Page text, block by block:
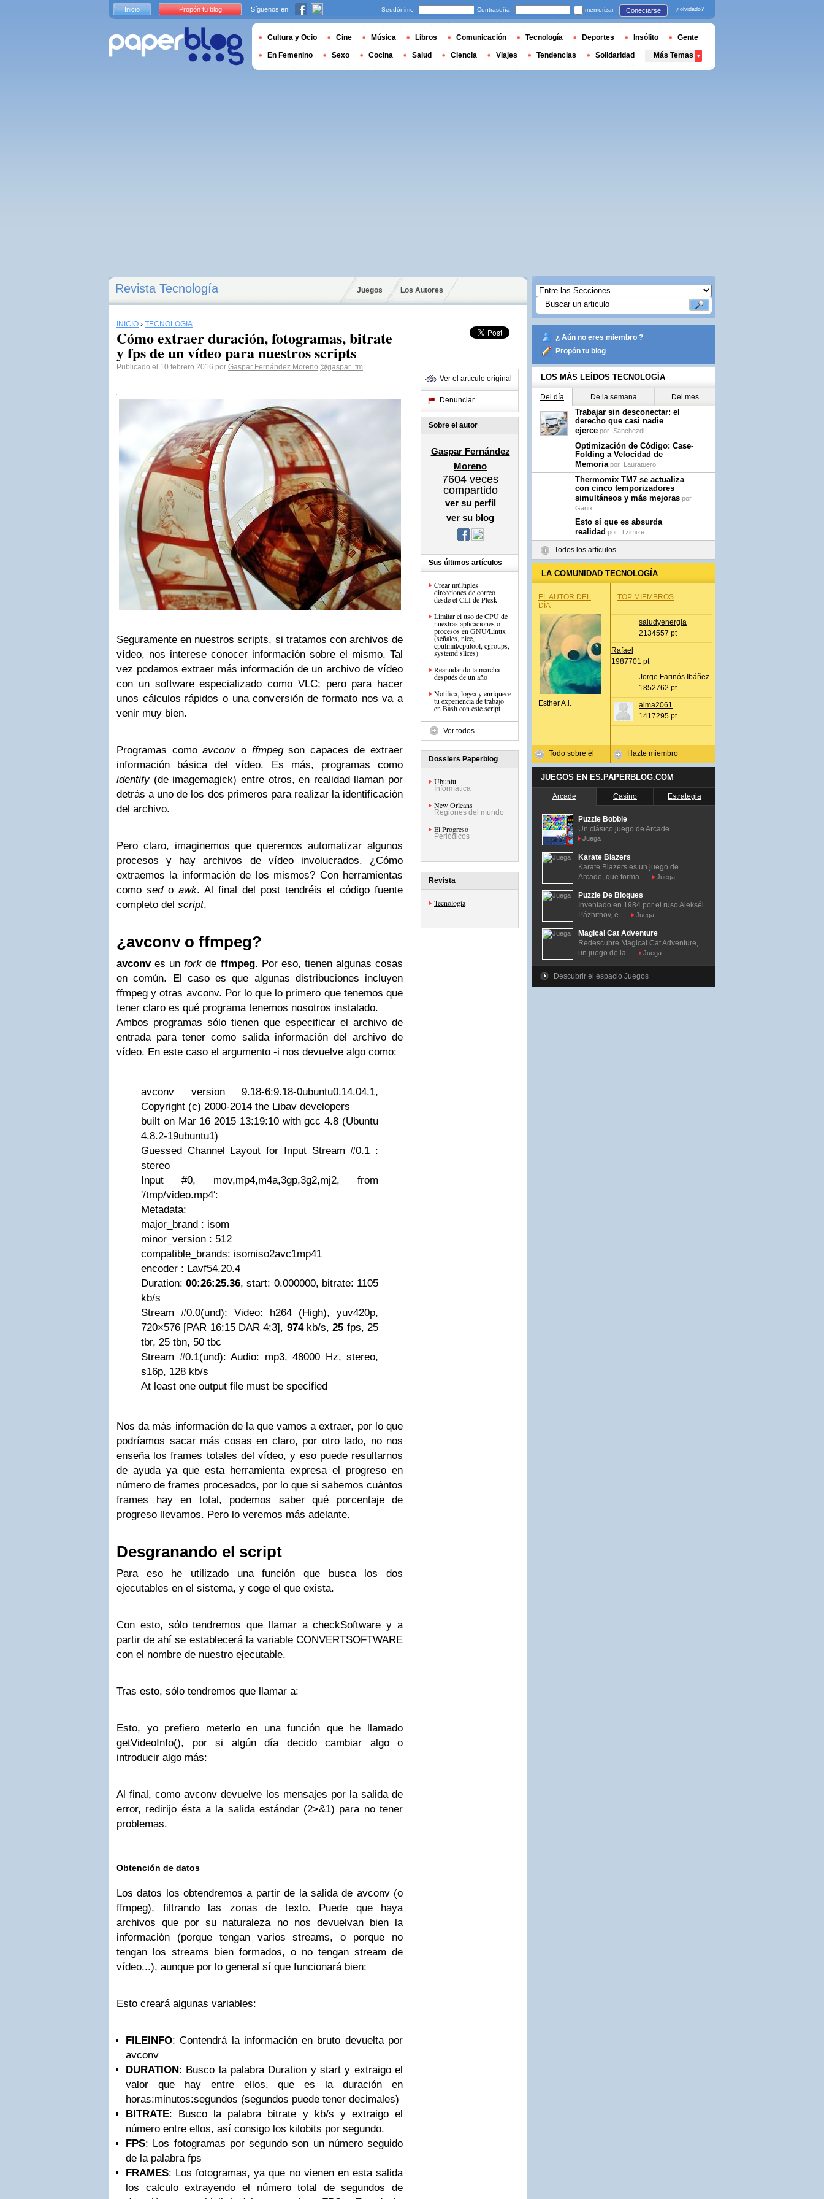
Revista Tecnología Juegos Los Autores
INICIO › TECNOLOGÍA
Cómo extraer duración, fotogramas, bitrate
y fps de un vídeo para nuestros scripts
Publicado el 10 febrero 2016 por Gaspar Fernández Moreno @gaspar_fm
Seguramente en nuestros scripts, si tratamos con archivos de
vídeo, nos interese conocer información sobre el mismo. Tal
vez podamos extraer más información de un archivo de vídeo
con un software especializado como VLC; pero para hacer
unos cálculos rápidos o una conversión de formato nos va a
venir muy bien.
Programas comoavconv o ffmpegson capaces de extraer
información básica del vídeo. Es más, programas como
identify(de imagemagick) entre otros, en realidad llaman por
detrás a uno de los dos primeros para realizar la identificación
del archivo.
Pero claro, imaginemos que queremos automatizar algunos
procesos y hay archivos de vídeo involucrados. ¿Cómo
extraemos la información de los mismos? Con herramientas
como sedo awk. Al final del post tendréis el código fuente
completo del script.
¿avconv o ffmpeg?
avconves unfork de ffmpeg. Por eso, tienen algunas cosas
en común. El caso es que algunas distribuciones incluyen
ffmpeg y otras avconv. Por lo que lo primero que tenemos que
tener claro es qué programa tenemos nosotros instalado.
Ambos programas sólo tienen que especificar el archivo de
entrada para tener como salida información del archivo de
vídeo. En este caso el argumento -i nos devuelve algo como:
avconv version 9.18-6:9.18-0ubuntu0.14.04.1,
Copyright (c) 2000-2014 the Libav developers
built on Mar 16 2015 13:19:10 with gcc 4.8 (Ubuntu
4.8.2-19ubuntu1)
Guessed Channel Layout for Input Stream #0.1 :
stereo
Input #0, mov,mp4,m4a,3gp,3g2,mj2, from
'/tmp/video.mp4′:
Metadata:
major_brand : isom
minor_version : 512
compatible_brands: isomiso2avc1mp41
encoder : Lavf54.20.4
Duration:00:26:25.36, start: 0.000000, bitrate: 1105
kb/s
Stream #0.0(und): Video: h264 (High), yuv420p,
720×576 [PAR 16:15 DAR 4:3], 974kb/s,25 fps, 25
tbr, 25 tbn, 50 tbc
Stream #0.1(und): Audio: mp3, 48000 Hz, stereo,
s16p, 128 kb/s
At least one output file must be specified
Nos da más información de la que vamos a extraer, por lo que
podríamos sacar más cosas en claro, por otro lado, no nos
enseña los frames totales del vídeo, y eso puede resultarnos
de ayuda ya que esta herramienta expresa el progreso en
número de frames procesados, por lo que si sabemos cuántos
frames hay en total, podemos saber qué porcentaje de
progreso llevamos. Pero lo veremos más adelante.
Desgranando el script
Para eso he utilizado una función que busca los dos
ejecutables en el sistema, y coge el que exista.
Con esto, sólo tendremos que llamar a checkSoftware y a
partir de ahí se establecerá la variable CONVERTSOFTWARE
con el nombre de nuestro ejecutable.
Tras esto, sólo tendremos que llamar a:
Esto, yo prefiero meterlo en una función que he llamado
getVideoInfo(), por si algún día decido cambiar algo o
introducir algo más:
Al final, como avconv devuelve los mensajes por la salida de
error, redirijo ésta a la salida estándar (2>&1) para no tener
problemas.
Obtención de datos
Los datos los obtendremos a partir de la salida de avconv (o
ffmpeg), filtrando las zonas de texto. Puede que haya
archivos que por su naturaleza no nos devuelvan bien la
información (porque tengan varios streams, o porque no
tengan los streams bien formados, o no tengan stream de
vídeo...), aunque por lo general sí que funcionará bien:
Esto creará algunas variables:
FILEINFO: Contendrá la información en bruto devuelta por
avconv
DURATION: Busco la palabra Duration y start y extraigo el
valor que hay entre ellos, que es la duración en
horas:minutos:segundos (segundos puede tener decimales)
BITRATE: Busco la palabra bitrate y kb/s y extraigo el
número entre ellos, así consigo los kilobits por segundo.
FPS: Los fotogramas por segundo son un número seguido
de la palabra fps
FRAMES: Los fotogramas, ya que no vienen en esta salida
los calculo extrayendo el número total de segundos de
Ver el artículo original
Denunciar
Sobre el autor
Gaspar Fernández
Moreno
7604 veces
compartido
ver su perfil
ver su blog
Sus últimos artículos
Crear múltiples
direcciones de correo
desde el CLI de Plesk
Limitar el uso de CPU de
nuestras aplicaciones o
procesos en GNU/Linux
(señales, nice,
cpulimit/cputool, cgroups,
systemd slices)
Reanudando la marcha
después de un año
Notifica, logea y enriquece
tu experiencia de trabajo
en Bash con este script
Ver todos
Dossiers Paperblog
Ubuntu
Informática
New Orleans
Regiones del mundo
El Progreso
Periódicos
Revista
Tecnología
¿ Aún no eres miembro ?
Propón tu blog
LOS MÁS LEÍDOS TECNOLOGÍA
Del día De la semana Del mes
Trabajar sin desconectar: el
derecho que casi nadie
ejerce por Sanchezdi
Optimización de Código: Case-
Folding a Velocidad de
Memoria por Lauratuero
Thermomix TM7 se actualiza
con cinco temporizadores
simultáneos y más mejoras por
Ganix
Esto sí que es absurda
realidad por Tzimize
Todos los artículos
LA COMUNIDAD TECNOLOGÍA
EL AUTOR DEL
DÍA
Esther A.l.
Todo sobre él
TOP MIEMBROS
saludyenergia
2134557 pt
Rafael
1987701 pt
Jorge Farinós Ibáñez
1852762 pt
alma2061
1417295 pt
Hazte miembro
JUEGOS EN ES.PAPERBLOG.COM
Arcade Casino Estrategia
Puzzle Bobble
Un clásico juego de Arcade. ......
Juega
Karate Blazers
Karate Blazers es un juego de
Arcade, que forma......
Juega
Puzzle De Bloques
Inventado en 1984 por el ruso Alekséi
Pázhitnov, e......
Juega
Magical Cat Adventure
Redescubre Magical Cat Adventure,
un juego de la......
Juega
Descubrir el espacio Juegos
Inicio Propón tu blog Síguenos en Seudónimo Contraseña memorizar Conectarse ¿olvidado?
Cultura y Ocio Cine Música Libros Comunicación Tecnología Deportes Insólito Gente
En Femenino Sexo Cocina Salud Ciencia Viajes Tendencias Solidaridad Más Temas